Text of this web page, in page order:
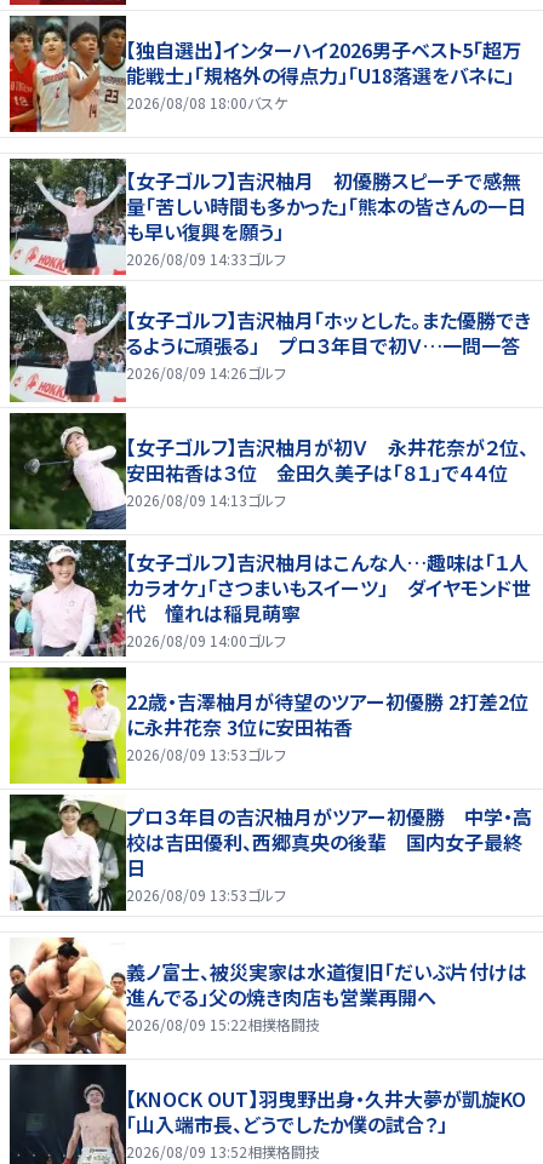
【独自選出】インターハイ2026男子ベスト5「超万
能戦士」「規格外の得点力」「U18落選をバネに」
2026/08/08 18:00バスケ
【女子ゴルフ】吉沢柚月 初優勝スピーチで感無
量「苦しい時間も多かった」「熊本の皆さんの一日
も早い復興を願う」
2026/08/09 14:33ゴルフ
【女子ゴルフ】吉沢柚月「ホッとした。また優勝でき
るように頑張る」 プロ３年目で初Ｖ…一問一答
2026/08/09 14:26ゴルフ
【女子ゴルフ】吉沢柚月が初Ｖ 永井花奈が２位、
安田祐香は３位 金田久美子は「８１」で４４位
2026/08/09 14:13ゴルフ
【女子ゴルフ】吉沢柚月はこんな人…趣味は「１人
カラオケ」「さつまいもスイーツ」 ダイヤモンド世
代 憧れは稲見萌寧
2026/08/09 14:00ゴルフ
22歳・吉澤柚月が待望のツアー初優勝 2打差2位
に永井花奈 3位に安田祐香
2026/08/09 13:53ゴルフ
プロ３年目の吉沢柚月がツアー初優勝 中学・高
校は吉田優利、西郷真央の後輩 国内女子最終
日
2026/08/09 13:53ゴルフ
義ノ富士、被災実家は水道復旧「だいぶ片付けは
進んでる」父の焼き肉店も営業再開へ
2026/08/09 15:22相撲格闘技
【KNOCK OUT】羽曳野出身・久井大夢が凱旋KO
「山入端市長、どうでしたか僕の試合？」
2026/08/09 13:52相撲格闘技